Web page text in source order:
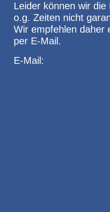
Leider können wir
o.g. Zeiten nicht
Wir empfehlen daher
per E-Mail.
E-Mail: